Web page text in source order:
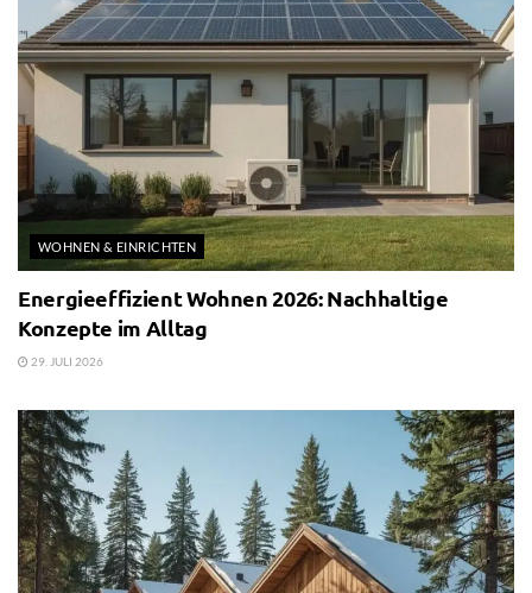
WOHNEN & EINRICHTEN
Energieeffizient Wohnen 2026: Nachhaltige
Konzepte im Alltag
29. JULI 2026